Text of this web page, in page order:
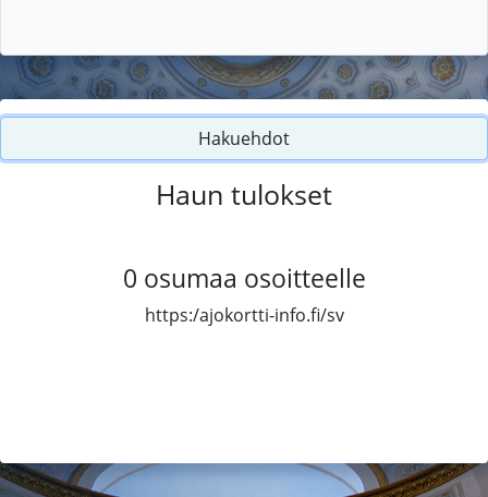
Hakuehdot
Haun tulokset
0 osumaa osoitteelle
https:/ajokortti-info.fi/sv